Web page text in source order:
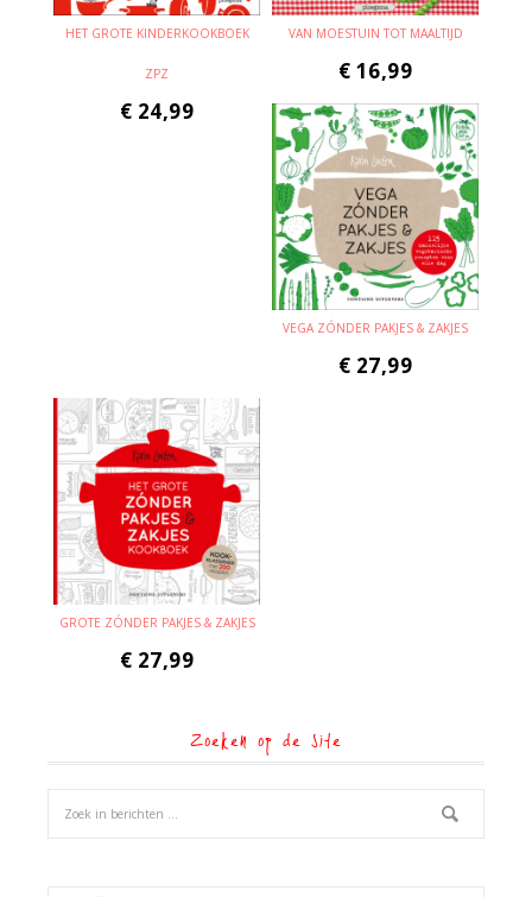
HET GROTE KINDERKOOKBOEK
ZPZ
€ 24,99
VAN MOESTUIN TOT MAALTIJD
€ 16,99
VEGA ZÓNDER PAKJES & ZAKJES
€ 27,99
GROTE ZÓNDER PAKJES & ZAKJES
€ 27,99
Zoeken op de site